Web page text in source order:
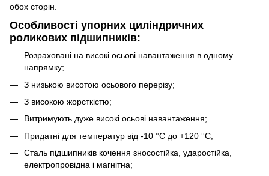
обох сторін.
Особливості упорних циліндричних
роликових підшипників:
Розраховані на високі осьові навантаження в одному
напрямку;
З низькою висотою осьового перерізу;
З високою жорсткістю;
Витримують дуже високі осьові навантаження;
Придатні для температур від -10 °C до +120 °C;
Сталь підшипників кочення зносостійка, ударостійка,
електропровідна і магнітна;